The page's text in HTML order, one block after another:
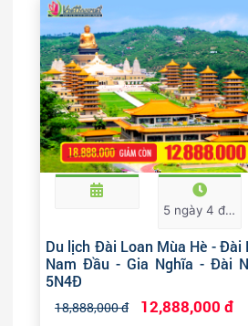
5 ngày 4 đêm
Du lịch Đài Loan Mùa Hè - Đài
Nam Đầu - Gia Nghĩa - Đài
5N4Đ
18,888,000 đ 12,888,000 đ